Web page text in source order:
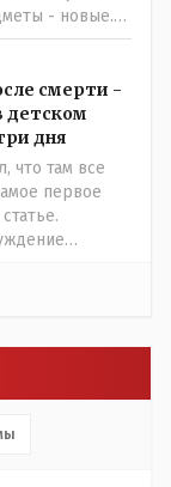
было- новые.
смерти -
детском
дня
что там все
первое
что
в